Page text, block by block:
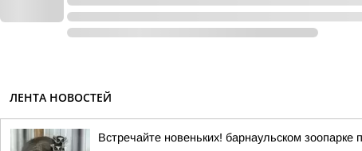
ЛЕНТА НОВОСТЕЙ
Встречайте новеньких! барнаульском